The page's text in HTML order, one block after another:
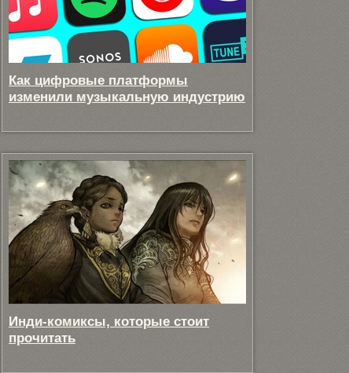
Как цифровые платформы
изменили музыкальную индустрию
Инди-комиксы, которые стоит
прочитать